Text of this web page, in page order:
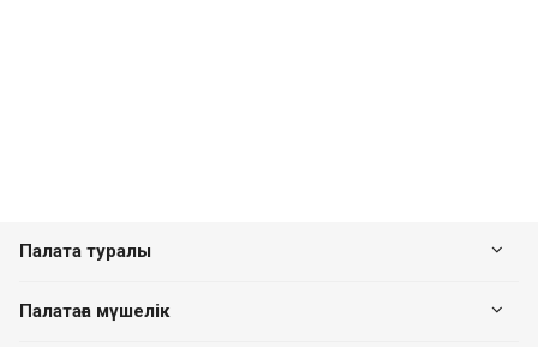
Палата туралы
Палатаға мүшелік